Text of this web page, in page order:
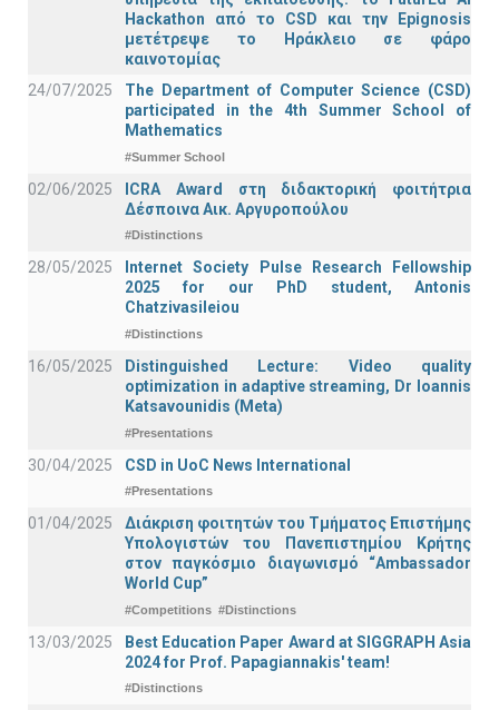
Hackathon από το CSD και την Epignosis
μετέτρεψε το Ηράκλειο σε φάρο
καινοτομίας
24/07/2025
The Department of Computer Science (CSD)
participated in the 4th Summer School of
Mathematics
#Summer School
02/06/2025
ICRA Award στη διδακτορική φοιτήτρια
Δέσποινα Αικ. Αργυροπούλου
#Distinctions
28/05/2025
Internet Society Pulse Research Fellowship
2025 for our PhD student, Antonis
Chatzivasileiou
#Distinctions
16/05/2025
Distinguished Lecture: Video quality
optimization in adaptive streaming, Dr Ioannis
Katsavounidis (Meta)
#Presentations
30/04/2025 CSD in UoC News International
#Presentations
01/04/2025
Διάκριση φοιτητών του Τμήματος Επιστήμης
Υπολογιστών του Πανεπιστημίου Κρήτης
στον παγκόσμιο διαγωνισμό “Ambassador
World Cup”
#Competitions #Distinctions
13/03/2025
Best Education Paper Award at SIGGRAPH Asia
2024 for Prof. Papagiannakis' team!
#Distinctions